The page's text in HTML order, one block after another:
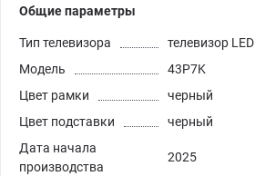
Общие параметры
Тип телевизора
телевизор LED
Модель
43P7K
Цвет рамки
черный
Цвет подставки
черный
Дата начала
производства
2025